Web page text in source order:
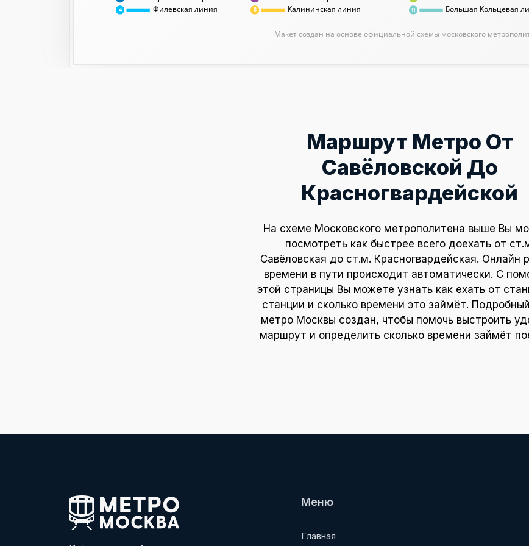
Филёвская линия
Калининская линия
Макет создан на основе официальной схемы московского
Большая Кольцевая
8 11
4
Маршрут Метро От
Савёловской До
Красногвардейской
На схеме Московского метрополитена выше Вы
посмотреть как быстрее всего доехать от
Савёловская до ст.м. Красногвардейская. Онлайн
времени в пути происходит автоматически. С
этой страницы Вы можете узнать как ехать от
станции и сколько времени это займёт.
метро Москвы создан, чтобы помочь выстроить
маршрут и определить сколько времени займёт
Меню
Главная